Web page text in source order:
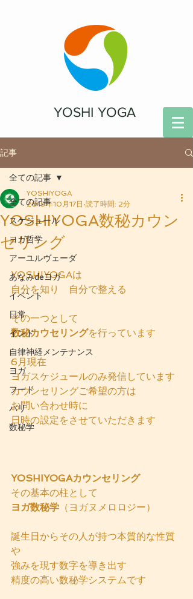
YOSHI YOGA
記事
全ての記事
スケジュール
ヨガ哲学
アーユルヴェーダ
あなみdeヨガ
イベント
日常
インド
自律神経メンテナンス
ヨガ
フード
バリ
数秘学
全ての記事
YOSHIYOGA数秘カウン
セリング
YOSHIYOGA
2019年10月17日 読了時間: 2分
YOSHIYOGAは
自分を知り　自分で整える
その一つとして
数秘カウセリングを行っています
6月現在
ヨガスケジュールのみ発信しています
カウンセリングご希望の方は
お問い合わせ時に
日時の設定をさせていただきます
YOSHIYOGAカウンセリング
その基本の柱として
ヨガ数秘学 （ヨガヌメロロジー）
誕生日からその人が持つ本質的な性質
や
強みを現す数字を導き出す
精度の高い数秘学システムです